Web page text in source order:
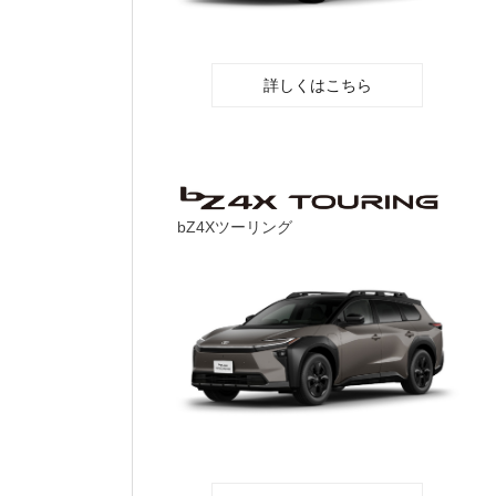
詳しくはこちら
bZ4Xツーリング